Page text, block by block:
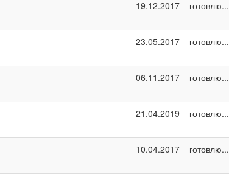
19.12.2017 готовлю...
23.05.2017 готовлю...
06.11.2017 готовлю...
21.04.2019 готовлю...
10.04.2017 готовлю...